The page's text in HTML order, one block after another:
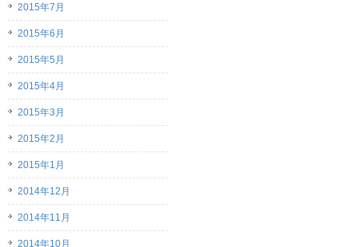
2015年7月
2015年6月
2015年5月
2015年4月
2015年3月
2015年2月
2015年1月
2014年12月
2014年11月
2014年10月